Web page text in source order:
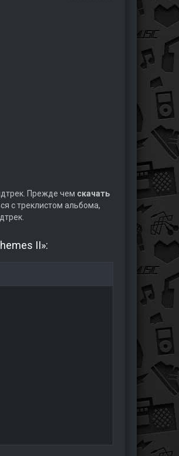
Прежде чем скачать
с треклистом альбома,
II»: